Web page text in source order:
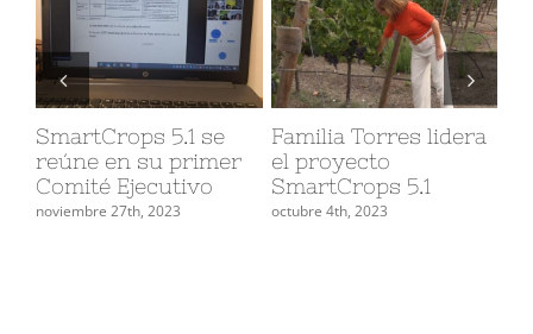
SmartCrops 5.1 se
reúne en su primer
Comité Ejecutivo
noviembre 27th, 2023
Familia Torres lidera
el proyecto
SmartCrops 5.1
octubre 4th, 2023